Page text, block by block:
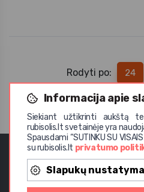
Informacija apie
Siekiant užtikrinti aukštą
rubisolis.lt svetainėje yra
Spausdami “SUTINKU SU
su rubisolis.lt privatumo
Slapukų
Rodyti po: 24
UAB Rubisolis